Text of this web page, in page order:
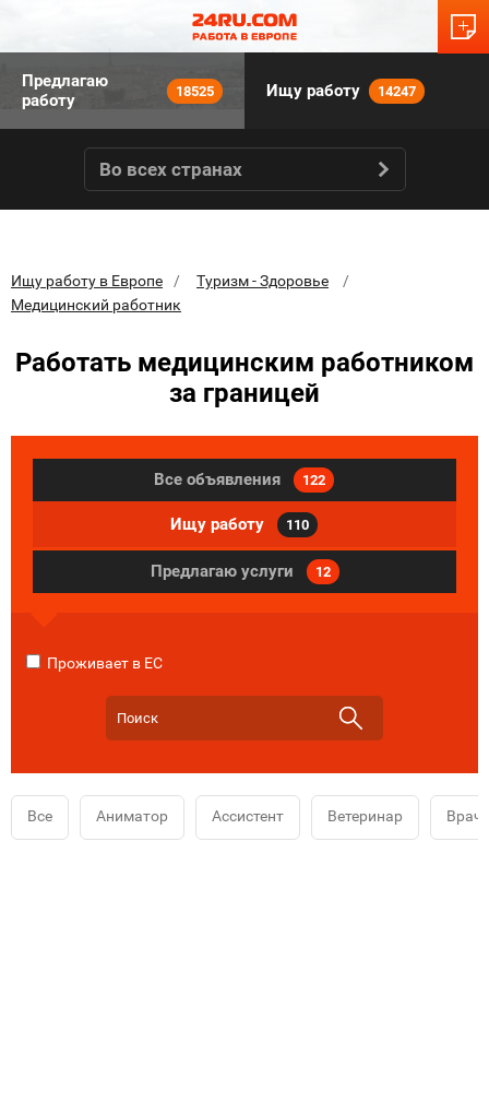
Предлагаю
работу
18525 Ищу работу 14247
Во всех странах
Ищу работу в Европе
Туризм - Здоровье
Медицинский работник
Работать медицинским работником
за границей
Все объявления 122
Ищу работу 110
Предлагаю услуги 12
Проживает в ЕС
Все Аниматор Ассистент Ветеринар Врач